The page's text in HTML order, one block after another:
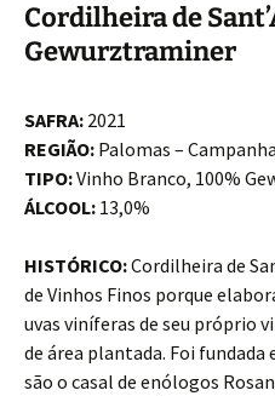
Cordilheira de
Gewurztraminer
SAFRA: 2021
REGIÃO: Palomas –
TIPO:Vinho Branco, 100%
ÁLCOOL: 13,0%
HISTÓRICO:Cordilheira de
de Vinhos Finos porque
uvas viníferas de seu próprio
de área plantada. Foi
são o casal de enólogos